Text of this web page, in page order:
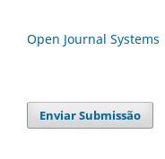
Open Journal Systems
Enviar Submissão